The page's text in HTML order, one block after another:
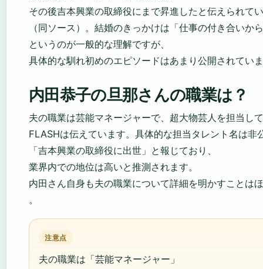
その後吉本興業の取締役にまで昇進したと伝えられて
（同ソース）。結婚のきっかけは「仕事の付き合いか
というのが一般的な理解ですが、
具体的な馴れ初めのエピソードはあまり公開されてい
内田恭子の旦那さんの職業は？
夫の職業は芸能マネージャーで、超大物芸人を担当し
FLASHは伝えています。具体的な担当タレント名は非
「吉本興業の取締役に出世」と報じており、
業界内での地位は高いと推測されます。
内田さん自身も夫の職業について詳細を明かすことは
。
注意点
夫の職業は「芸能マネージャー」